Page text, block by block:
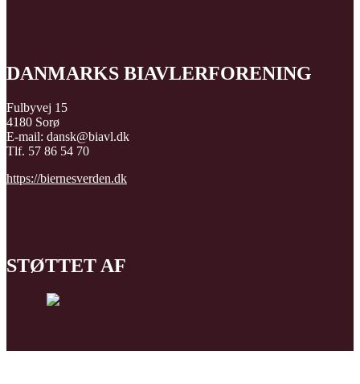
DANMARKS BIAVLERFORENING
Fulbyvej 15
4180 Sorø
E-mail: dansk@biavl.dk
Tlf. 57 86 54 70
https://biernesverden.dk
STØTTET AF